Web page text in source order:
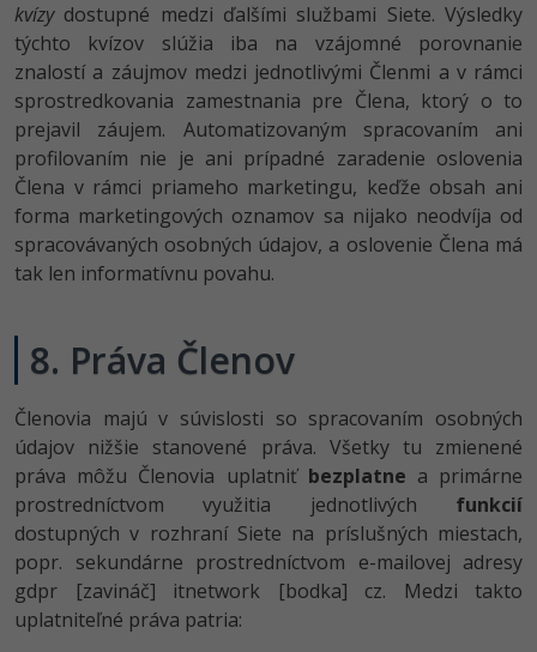
kvízydostupné medzi ďalšími službami Siete. Výsledky
týchto kvízov slúžia iba na vzájomné porovnanie
znalostí a záujmov medzi jednotlivými Členmi a v rámci
sprostredkovania zamestnania pre Člena, ktorý o to
prejavil záujem. Automatizovaným spracovaním ani
profilovaním nie je ani prípadné zaradenie oslovenia
Člena v rámci priameho marketingu, keďže obsah ani
forma marketingových oznamov sa nijako neodvíja od
spracovávaných osobných údajov, a oslovenie Člena má
tak len informatívnu povahu.
8. Práva Členov
Členovia majú v súvislosti so spracovaním osobných
údajov nižšie stanovené práva. Všetky tu zmienené
práva môžu Členovia uplatniť bezplatne a primárne
prostredníctvom využitia jednotlivých funkcií
dostupných v rozhraní Siete na príslušných miestach,
popr. sekundárne prostredníctvom e-mailovej adresy
gdpr [zavináč] itnetwork [bodka] cz. Medzi takto
uplatniteľné práva patria: